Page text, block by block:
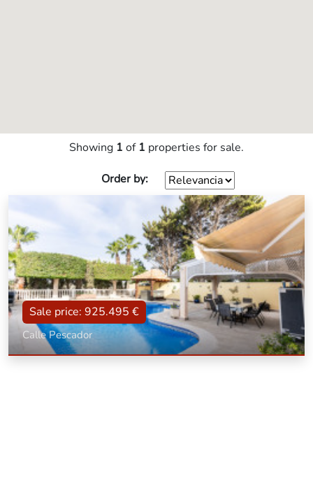
Showing 1 of 1 properties for sale.
Order by:
Sale price: 925.495 €
Calle Pescador